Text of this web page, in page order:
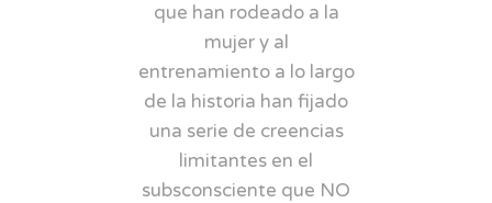
que han rodeado a la
mujer y al
entrenamiento a lo largo
de la historia han fijado
una serie de creencias
limitantes en el
subsconsciente que NO